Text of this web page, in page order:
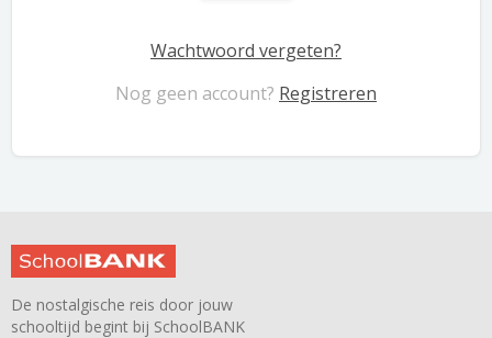
Wachtwoord vergeten?
Nog geen account? Registreren
De nostalgische reis door jouw
schooltijd begint bij SchoolBANK